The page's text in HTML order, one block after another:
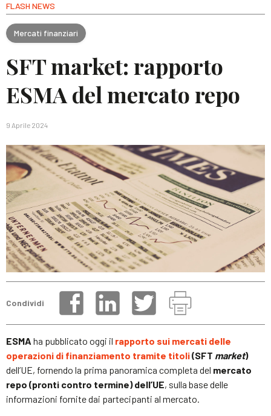
FLASH NEWS
Mercati finanziari
SFT market: rapporto
ESMA del mercato repo
9 Aprile 2024
Condividi
ESMA ha pubblicato oggi il rapporto sui mercati delle
operazioni di finanziamento tramite titoli(SFT market)
dell’UE, fornendo la prima panoramica completa del mercato
repo (pronti contro termine) dell’UE, sulla base delle
informazioni fornite dai partecipanti al mercato.